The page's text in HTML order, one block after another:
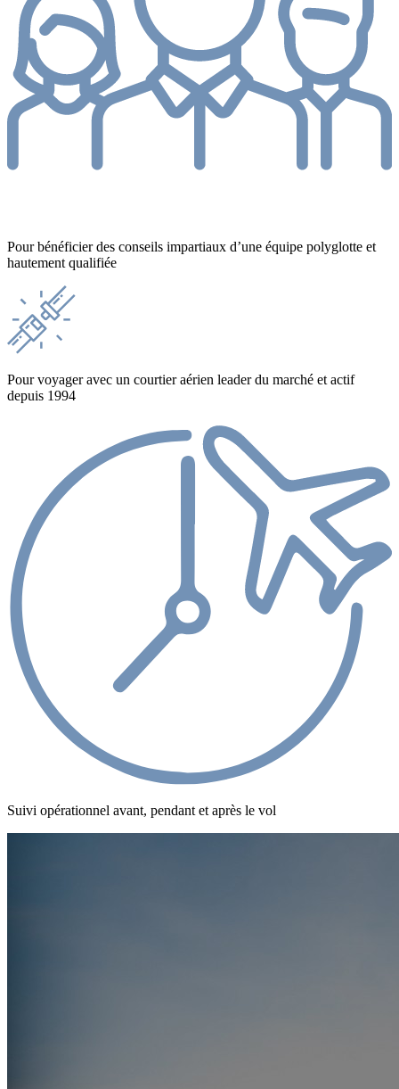
Pour bénéficier des conseils impartiaux d’une équipe polyglotte et
hautement qualifiée
Pour voyager avec un courtier aérien leader du marché et actif
depuis 1994
Suivi opérationnel avant, pendant et après le vol